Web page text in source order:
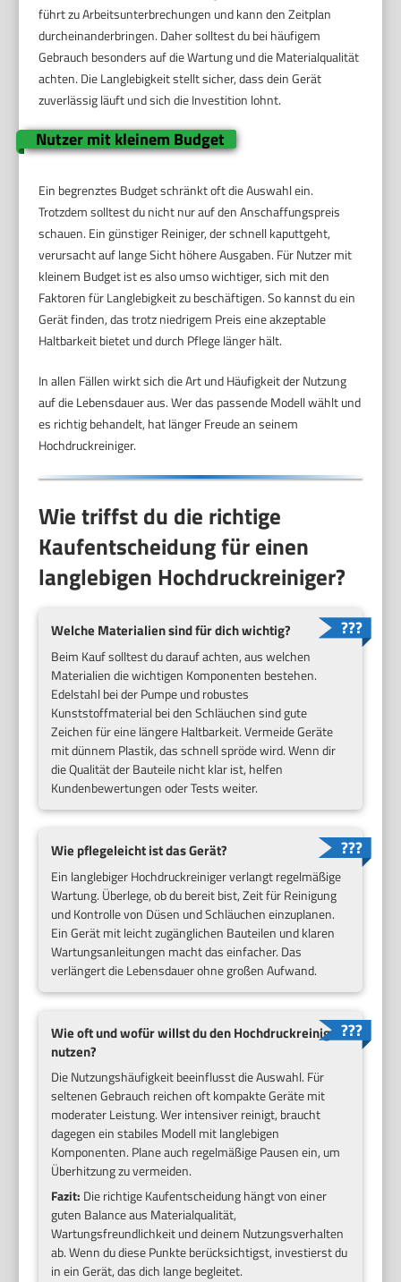
führt zu Arbeitsunterbrechungen und kann den Zeitplan
durcheinanderbringen. Daher solltest du bei häufigem
Gebrauch besonders auf die Wartung und die Materialqualität
achten. Die Langlebigkeit stellt sicher, dass dein Gerät
zuverlässig läuft und sich die Investition lohnt.
Nutzer mit kleinem Budget
Ein begrenztes Budget schränkt oft die Auswahl ein.
Trotzdem solltest du nicht nur auf den Anschaffungspreis
schauen. Ein günstiger Reiniger, der schnell kaputtgeht,
verursacht auf lange Sicht höhere Ausgaben. Für Nutzer mit
kleinem Budget ist es also umso wichtiger, sich mit den
Faktoren für Langlebigkeit zu beschäftigen. So kannst du ein
Gerät finden, das trotz niedrigem Preis eine akzeptable
Haltbarkeit bietet und durch Pflege länger hält.
In allen Fällen wirkt sich die Art und Häufigkeit der Nutzung
auf die Lebensdauer aus. Wer das passende Modell wählt und
es richtig behandelt, hat länger Freude an seinem
Hochdruckreiniger.
Wie triffst du die richtige
Kaufentscheidung für einen
langlebigen Hochdruckreiniger?
Welche Materialien sind für dich wichtig?
Beim Kauf solltest du darauf achten, aus welchen
Materialien die wichtigen Komponenten bestehen.
Edelstahl bei der Pumpe und robustes
Kunststoffmaterial bei den Schläuchen sind gute
Zeichen für eine längere Haltbarkeit. Vermeide Geräte
mit dünnem Plastik, das schnell spröde wird. Wenn dir
die Qualität der Bauteile nicht klar ist, helfen
Kundenbewertungen oder Tests weiter.
Wie pflegeleicht ist das Gerät?
Ein langlebiger Hochdruckreiniger verlangt regelmäßige
Wartung. Überlege, ob du bereit bist, Zeit für Reinigung
und Kontrolle von Düsen und Schläuchen einzuplanen.
Ein Gerät mit leicht zugänglichen Bauteilen und klaren
Wartungsanleitungen macht das einfacher. Das
verlängert die Lebensdauer ohne großen Aufwand.
Wie oft und wofür willst du den Hochdruckreiniger
nutzen?
Die Nutzungshäufigkeit beeinflusst die Auswahl. Für
seltenen Gebrauch reichen oft kompakte Geräte mit
moderater Leistung. Wer intensiver reinigt, braucht
dagegen ein stabiles Modell mit langlebigen
Komponenten. Plane auch regelmäßige Pausen ein, um
Überhitzung zu vermeiden.
Fazit: Die richtige Kaufentscheidung hängt von einer
guten Balance aus Materialqualität,
Wartungsfreundlichkeit und deinem Nutzungsverhalten
ab. Wenn du diese Punkte berücksichtigst, investierst du
in ein Gerät, das dich lange begleitet.